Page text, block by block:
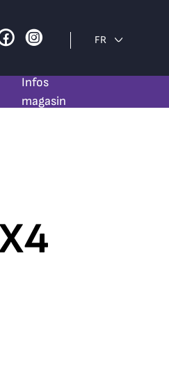
Infos
magasin
Facebook
Instagram
FR